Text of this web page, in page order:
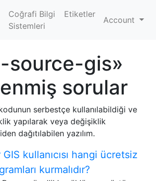
Coğrafi Bilgi
Sistemleri
Etiketler
Account
source-gis»
sorular
serbestçe kullanılabildiği ve
yapılarak veya değişiklik
dağıtılabilen yazılım.
GIS kullanıcısı hangi ücretsiz
kurmalıdır?